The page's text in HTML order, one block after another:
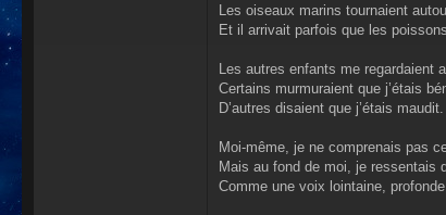
Les oiseaux marins tournaient
Et il arrivait parfois que les
Les autres enfants me regardaient
Certains murmuraient que j’étais
D’autres disaient que j’étais maudit.
Moi-même, je ne comprenais pas
Mais au fond de moi, je ressentais
Comme une voix lointaine,